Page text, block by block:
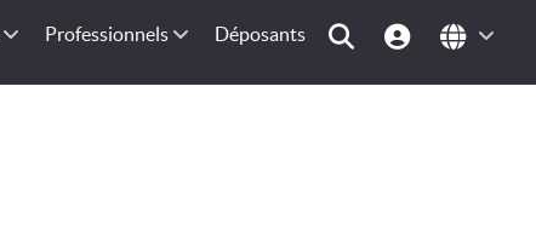
Professionnels Déposants